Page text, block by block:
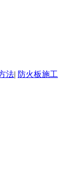
法| 防火板施工